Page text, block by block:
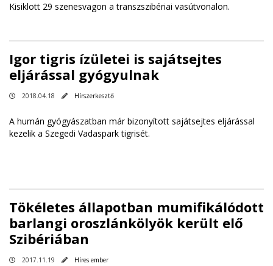
Kisiklott 29 szenesvagon a transzszibériai vasútvonalon.
Igor tigris ízületei is sajátsejtes
eljárással gyógyulnak
2018.04.18 Hírszerkesztő
A humán gyógyászatban már bizonyított sajátsejtes eljárással
kezelik a Szegedi Vadaspark tigrisét.
Tökéletes állapotban mumifikálódott
barlangi oroszlánkölyök került elő
Szibériában
2017.11.19 Híres ember